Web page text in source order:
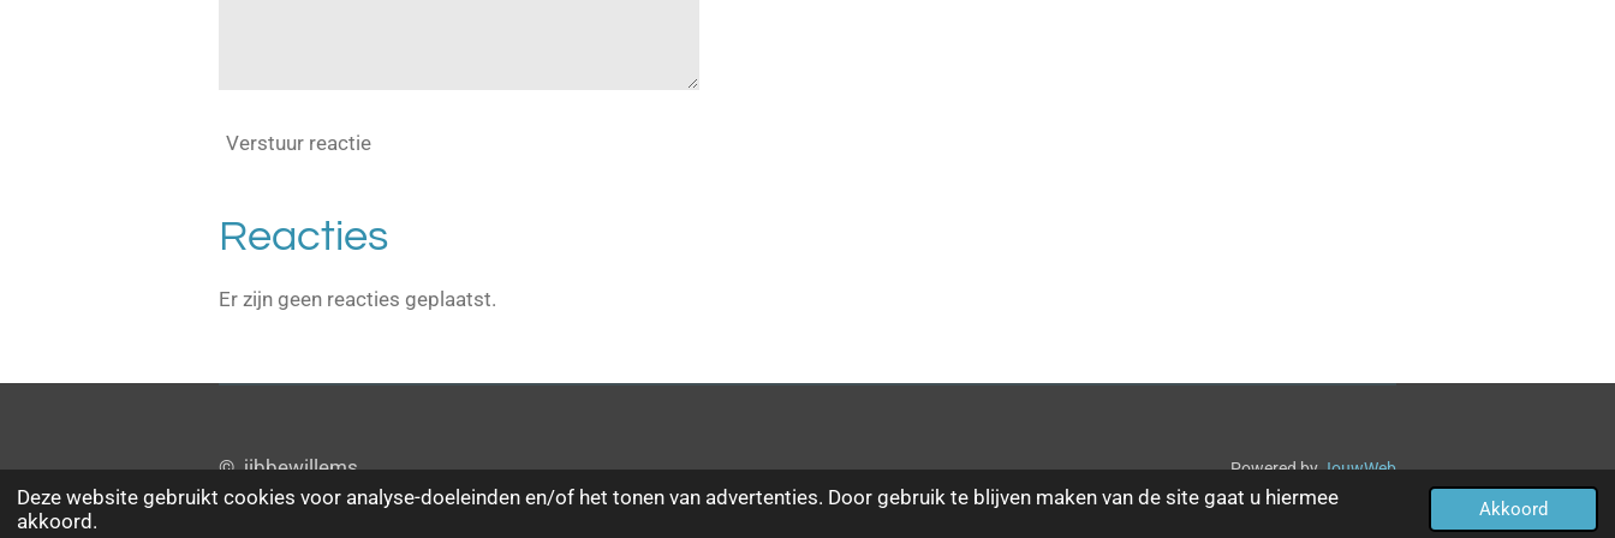
Deze website gebruikt cookies voor analyse-doeleinden en/of het tonen van advertenties. Door gebruik te blijven maken van de site gaat u hiermee
akkoord.
Akkoord
Verstuur reactie
Reacties
Er zijn geen reacties geplaatst.
© jibbewillems Powered byJouwWeb